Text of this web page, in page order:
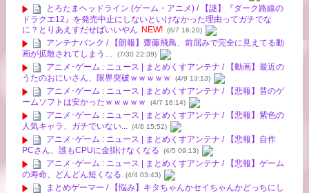
とろたまヘッドライン (ゲーム・アニメ) / 【謎】『ダーク路線の
ドラクエ12』を発売中止にしないといけなかった理由ってガチでな
に？とりあえすだせばいいやん NEW! (8/7 16:20)
アンテナバンク / 【朗報】齋藤飛鳥、前屈みで完全に見えてる動
画が拡散されてしまう…
(7/30 22:39)
アニメ･ゲーム : ニュース | まとめくすアンテナ / 【動画】最近の
うたのおにいさん、限界突破ｗｗｗｗｗ
(4/9 13:13)
アニメ･ゲーム : ニュース | まとめくすアンテナ / 【悲報】昔のゲ
ームソフトは安かったｗｗｗｗｗ
(4/7 16:14)
アニメ･ゲーム : ニュース | まとめくすアンテナ / 【悲報】紫色の
人気キャラ、ガチでいない... (4/6 15:52)
アニメ･ゲーム : ニュース | まとめくすアンテナ / 【悲報】自作
PCさん、誰もCPUに金掛けなくなる
(4/5 09:13)
アニメ･ゲーム : ニュース | まとめくすアンテナ / 【悲報】ゲーム
の寿命、どんどん短くなる
(4/4 03:43)
まとめゲーマー / 【悩み】キタちゃんかセイちゃんかどっちにし